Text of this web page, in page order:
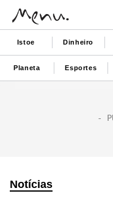
Istoe Dinheiro
Planeta Esportes
Notícias